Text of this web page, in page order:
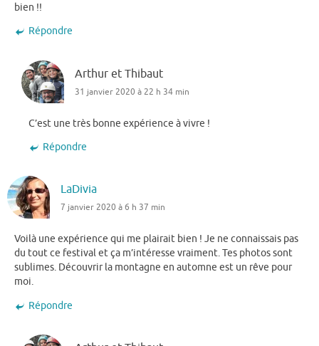
bien !!
Répondre
Arthur et Thibaut
31 janvier 2020 à 22 h 34 min
C’est une très bonne expérience à vivre !
Répondre
LaDivia
7 janvier 2020 à 6 h 37 min
Voilà une expérience qui me plairait bien ! Je ne connaissais pas
du tout ce festival et ça m’intéresse vraiment. Tes photos sont
sublimes. Découvrir la montagne en automne est un rêve pour
moi.
Répondre